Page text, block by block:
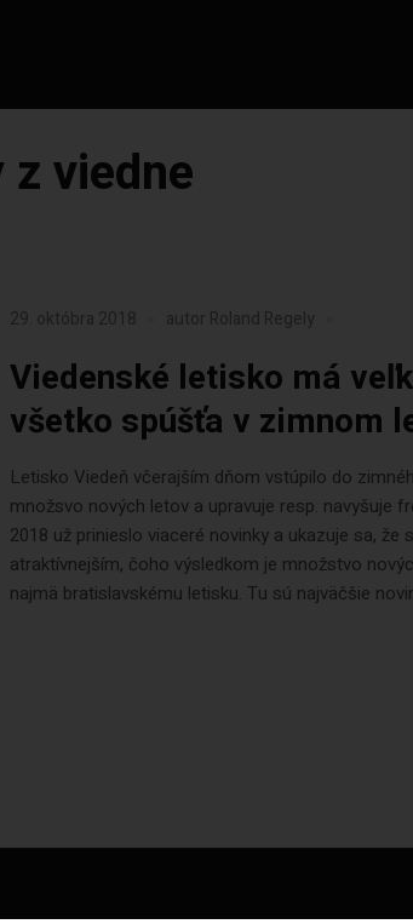
viedne
29. októbra 2018 autor Roland Regely
Viedenské letisko má
všetko spúšťa v zimnom
Letisko Viedeň včerajším dňom vstúpilo do
množsvo nových letov a upravuje resp. navyšuje
2018 už prinieslo viaceré novinky a ukazuje sa,
atraktívnejším, čoho výsledkom je množstvo
najmä bratislavskému letisku. Tu sú najväčšie